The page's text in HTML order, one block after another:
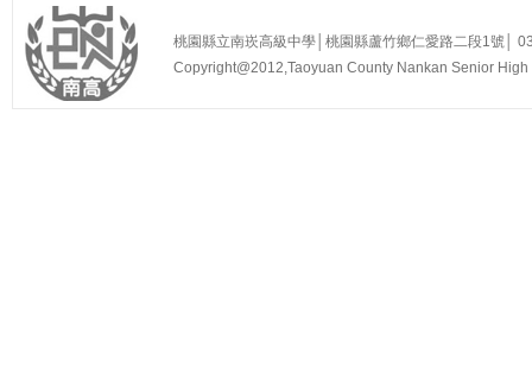
桃園縣立南崁高級中學│桃園縣蘆竹鄉仁愛路二段1號│
Copyright@2012,Taoyuan County Nankan Senior